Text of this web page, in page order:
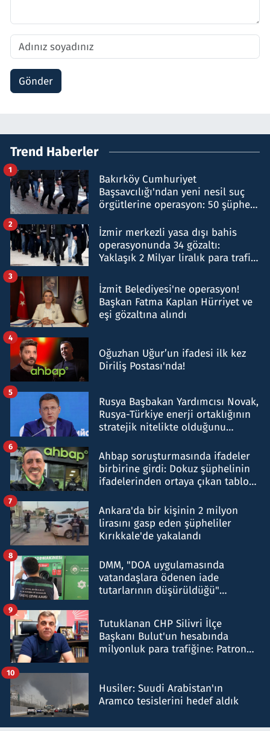
Gönder
Trend Haberler
Bakırköy Cumhuriyet
Başsavcılığı'ndan yeni nesil suç
örgütlerine operasyon: 50 şüpheli
1
İzmir merkezli yasa dışı bahis
operasyonunda 34 gözaltı:
Yaklaşık 2 Milyar liralık para trafiği
2
İzmit Belediyesi'ne operasyon!
Başkan Fatma Kaplan Hürriyet ve
eşi gözaltına alındı
3
Oğuzhan Uğur’un ifadesi ilk kez
Diriliş Postası'nda!
4
Rusya Başbakan Yardımcısı Novak,
Rusya-Türkiye enerji ortaklığının
stratejik nitelikte olduğunu
5
Ahbap soruşturmasında ifadeler
birbirine girdi: Dokuz şüphelinin
ifadelerinden ortaya çıkan tablo
6
Ankara'da bir kişinin 2 milyon
lirasını gasp eden şüpheliler
Kırıkkale'de yakalandı
7
DMM, "DOA uygulamasında
vatandaşlara ödenen iade
tutarlarının düşürüldüğü"
8
Tutuklanan CHP Silivri İlçe
Başkanı Bulut'un hesabında
milyonluk para trafiğine: Patron
9
Husiler: Suudi Arabistan'ın
Aramco tesislerini hedef aldık
10